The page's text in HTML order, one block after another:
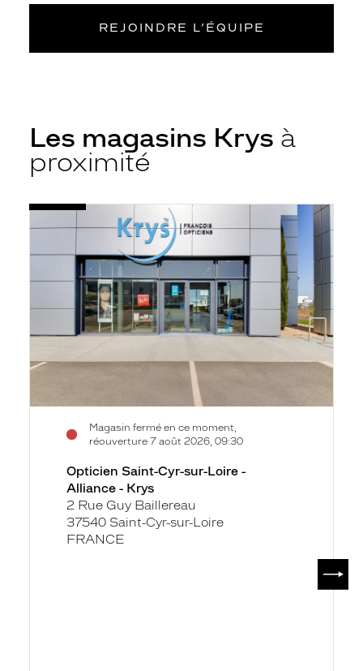
REJOINDRE L’ÉQUIPE
Les magasins Krys à
proximité
Opticien
Saint-
Cyr-
-
Alliance
Krys
Magasin fermé en ce moment,
réouverture 7 août 2026, 09:30
Voir
la
Opticien Saint-Cyr-sur-Loire -
Alliance - Krys
2 Rue Guy Baillereau
37540 Saint-Cyr-sur-Loire
FRANCE